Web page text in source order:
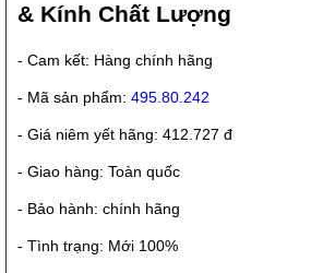
& Kính Chất Lượng
- Cam kết: Hàng chính hãng
- Mã sản phẩm: 495.80.242
- Giá niêm yết hãng: 412.727 đ
- Giao hàng: Toàn quốc
- Bảo hành: chính hãng
- Tình trạng: Mới 100%